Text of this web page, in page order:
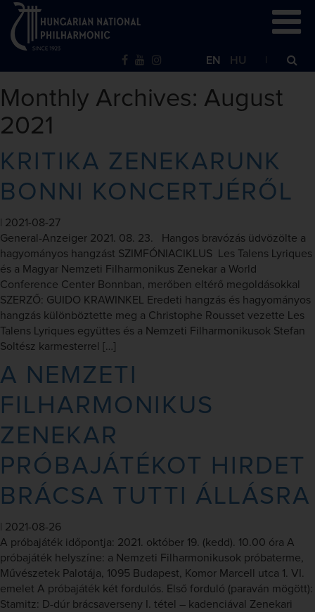
EN HU
Monthly Archives: August
2021
KRITIKA ZENEKARUNK
BONNI KONCERTJÉRŐL
2021-08-27
General-Anzeiger 2021. 08. 23. Hangos bravózás üdvözölte a
hagyományos hangzást SZIMFÓNIACIKLUS Les Talens Lyriques
és a Magyar Nemzeti Filharmonikus Zenekar a World
Conference Center Bonnban, merőben eltérő megoldásokkal
SZERZŐ: GUIDO KRAWINKEL Eredeti hangzás és hagyományos
hangzás különböztette meg a Christophe Rousset vezette Les
Talens Lyriques együttes és a Nemzeti Filharmonikusok Stefan
Soltész karmesterrel […]
A NEMZETI
FILHARMONIKUS
ZENEKAR
PRÓBAJÁTÉKOT HIRDET
BRÁCSA TUTTI ÁLLÁSRA
2021-08-26
A próbajáték időpontja: 2021. október 19. (kedd). 10.00 óra A
próbajáték helyszíne: a Nemzeti Filharmonikusok próbaterme,
Művészetek Palotája, 1095 Budapest, Komor Marcell utca 1. VI.
emelet A próbajáték két fordulós. Első forduló (paraván mögött):
Stamitz: D-dúr brácsaverseny I. tétel – kadenciával Zenekari